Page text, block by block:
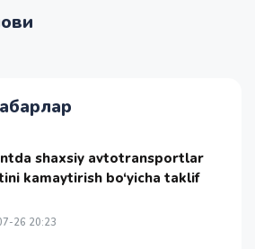
shaxsiy avtotransportlar
kamaytirish bo‘yicha taklif
26 20:23